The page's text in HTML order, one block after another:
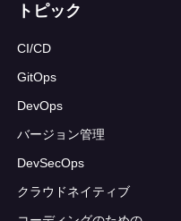
トピック
CI/CD
GitOps
DevOps
バージョン管理
DevSecOps
クラウドネイティブ